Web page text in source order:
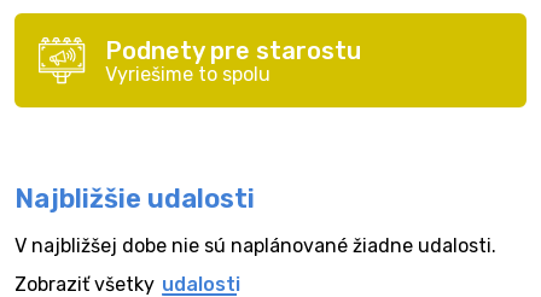
Podnety pre starostu
Vyriešime to spolu
Najbližšie udalosti
V najbližšej dobe nie sú naplánované žiadne udalosti.
Zobraziť všetky udalosti